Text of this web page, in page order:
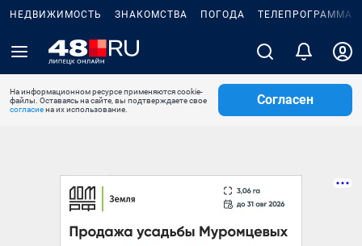
НЕДВИЖИМОСТЬ ЗНАКОМСТВА ПОГОДА ТЕЛЕПРОГРАММА
На информационном ресурсе применяются cookie-
файлы. Оставаясь на сайте, вы подтверждаете свое
согласиена их использование.
Согласен